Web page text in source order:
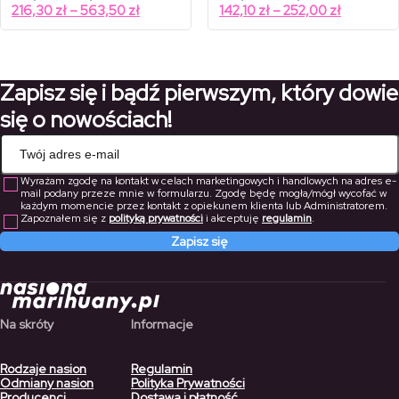
cen:
od
309,00 zł
216,30 zł –563,50 złZakres
cen:
563,50 zł
cen:
od
203,00 zł
142,10 zł –252,00 złZakres
cen:
252,00 zł
Zapisz się i bądź pierwszym, który dowie
się o nowościach!
Wyrażam zgodę na kontakt w celach marketingowych i handlowych na adres e-
mail podany przeze mnie w formularzu. Zgodę będę mogła/mógł wycofać w
każdym momencie przez kontakt z opiekunem klienta lub Administratorem.
Zapoznałem się z polityką prywatnościi akceptuję regulamin.
Zapisz się
Na skróty
Rodzaje nasion
Odmiany nasion
Informacje
Regulamin
Polityka Prywatności